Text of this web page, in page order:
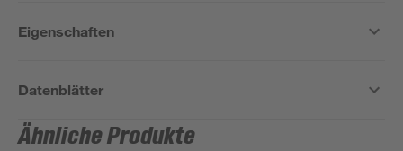
Eigenschaften
Datenblätter
Ähnliche Produkte